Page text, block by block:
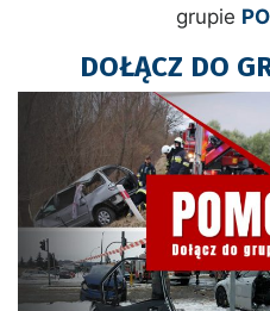
grupie
DOŁĄCZ DO